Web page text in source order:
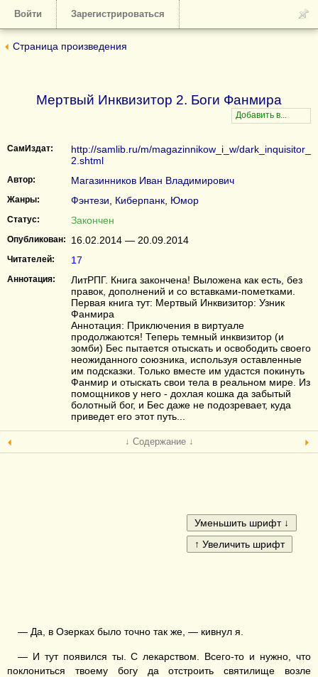
Войти Зарегистрироваться
Страница произведения
Мертвый Инквизитор 2. Боги Фанмира
СамИздат:
http://samlib.ru/m/magazinnikow_i_w/dark_inquisitor_
2.shtml
Автор: Магазинников Иван Владимирович
Жанры: Фэнтези Киберпанк Юмор
Статус: Закончен
Опубликован: 16.02.2014 — 20.09.2014
Читателей: 17
Аннотация:
ЛитРПГ. Книга закончена! Выложена как есть, без
правок, дополнений и со вставками-пометками.
Первая книга тут: Мертвый Инквизитор: Узник
Фанмира
Аннотация: Приключения в виртуале
продолжаются! Теперь темный инквизитор (и
зомби) Бес пытается отыскать и освободить своего
неожиданного союзника, используя оставленные
им подсказки. Только вместе им удастся покинуть
Фанмир и отыскать свои тела в реальном мире. Из
помощников у него - дохлая кошка да забытый
болотный бог, и Бес даже не подозревает, куда
приведет его этот путь...
↓ Содержание ↓
— Да, в Озерках было точно так же, — кивнул я.
— И тут появился ты. С лекарством. Всего-то и нужно, что
поклониться твоему богу да отстроить святилище возле